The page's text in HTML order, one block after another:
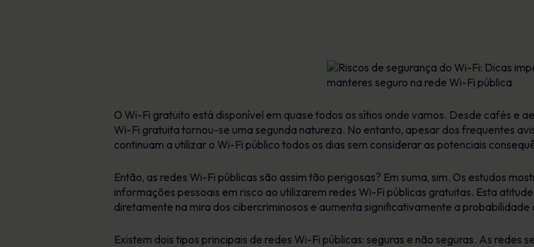
O Wi-Fi gratuito está disponível em quase todos os sítios onde vamos. Desde cafés e
Wi-Fi gratuita tornou-se uma segunda natureza. No entanto, apesar dos frequentes
continuam a utilizar o Wi-Fi público todos os dias sem considerar as potenciais
Então, as redes Wi-Fi públicas são assim tão perigosas? Em suma, sim. Os estudos
informações pessoais em risco ao utilizarem redes Wi-Fi públicas gratuitas. Esta
diretamente na mira dos cibercriminosos e aumenta significativamente a
Existem dois tipos principais de redes Wi-Fi públicas: seguras e não seguras. As redes